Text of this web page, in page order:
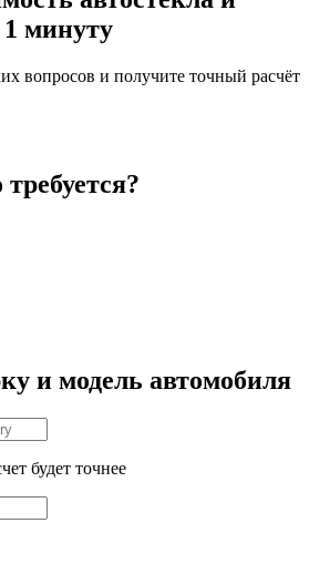
1 минуту
вопросов и получите точный расчёт
и модель автомобиля
будет точнее